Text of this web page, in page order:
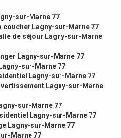
sur-Marne 77
coucher Lagny-sur-Marne 77
de séjour Lagny-sur-Marne
Lagny-sur-Marne 77
sur-Marne 77
Lagny-sur-Marne 77
Lagny-sur-Marne
sur-Marne 77
Lagny-sur-Marne 77
Lagny-sur-Marne 77
Marne 77